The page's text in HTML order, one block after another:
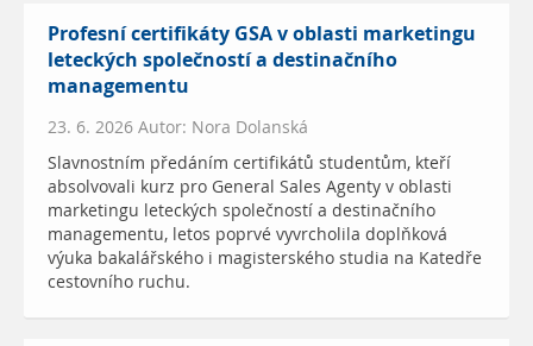
Profesní certifikáty GSA v oblasti marketingu
leteckých společností a destinačního
managementu
23. 6. 2026 Autor: Nora Dolanská
Slavnostním předáním certifikátů studentům, kteří
absolvovali kurz pro General Sales Agenty v oblasti
marketingu leteckých společností a destinačního
managementu, letos poprvé vyvrcholila doplňková
výuka bakalářského i magisterského studia na Katedře
cestovního ruchu.